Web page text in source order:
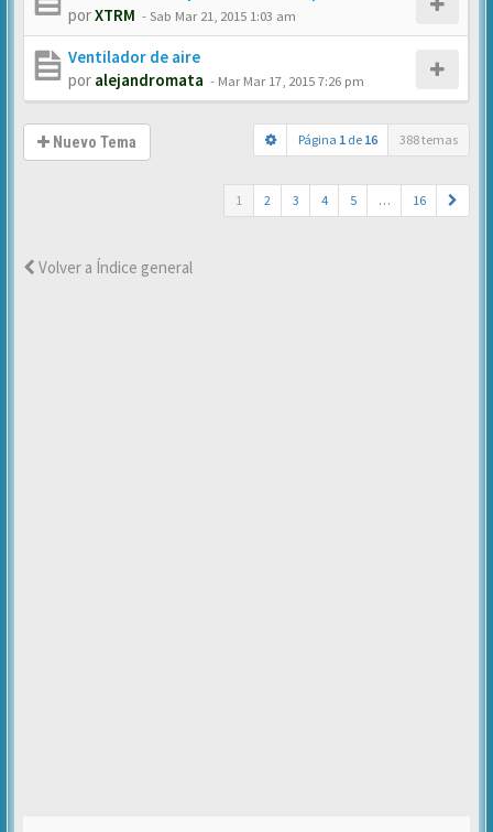
porXTRM -Sab Mar 21, 2015 1:03 am
Ventilador de aire
por alejandromata - Mar Mar 17, 2015 7:26 pm
Nuevo Tema Página 1 de 16 388 temas
1 2 3 4 5 … 16
Volver a Índice general